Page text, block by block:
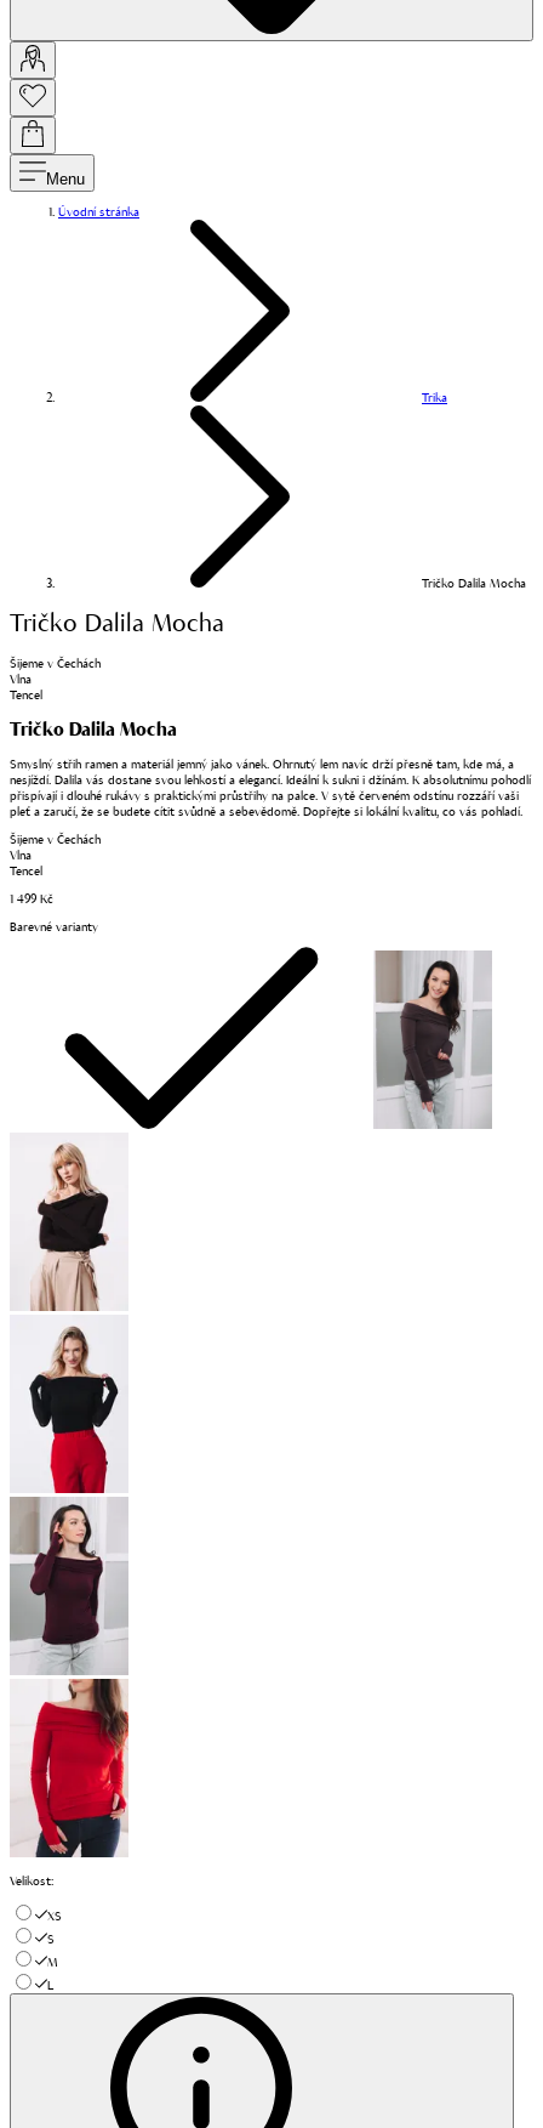
Menu
Úvodní stránka
Trika
Tričko Dalila Mocha
Tričko Dalila Mocha
Šijeme v Čechách
Vlna
Tencel
Tričko Dalila Mocha
Smyslný střih ramen a materiál jemný jako vánek. Ohrnutý lem navíc drží přesně tam, kde má, a
nesjíždí. Dalila vás dostane svou lehkostí a elegancí. Ideální k sukni i džínám. K absolutnímu pohodlí
přispívají i dlouhé rukávy s praktickými průstřihy na palce. V sytě červeném odstínu rozzáří vaši
pleť a zaručí, že se budete cítit svůdně a sebevědomě. Dopřejte si lokální kvalitu, co vás pohladí.
Šijeme v Čechách
Vlna
Tencel
1 499 Kč
Barevné varianty
Velikost:
XS
S
M
L